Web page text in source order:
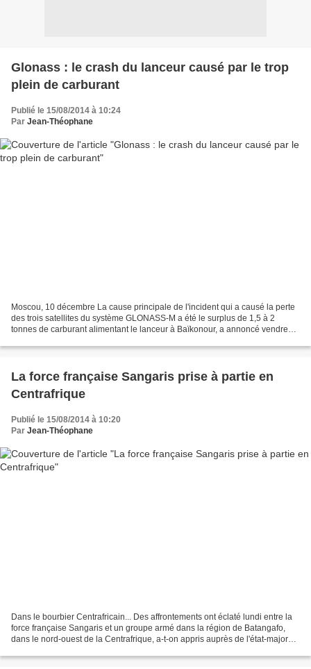
Glonass : le crash du lanceur causé par le trop
plein de carburant
Publié le 15/08/2014 à 10:24
Par Jean-Théophane
Moscou, 10 décembre La cause principale de l'incident qui a causé la perte
des trois satellites du système GLONASS-M a été le surplus de 1,5 à 2
tonnes de carburant alimentant le lanceur à Baïkonour, a annoncé vendredi
La force française Sangaris prise à partie en
Centrafrique
Publié le 15/08/2014 à 10:20
Par Jean-Théophane
Dans le bourbier Centrafricain... Des affrontements ont éclaté lundi entre la
force française Sangaris et un groupe armé dans la région de Batangafo,
dans le nord-ouest de la Centrafrique, a-t-on appris auprès de l'état-major